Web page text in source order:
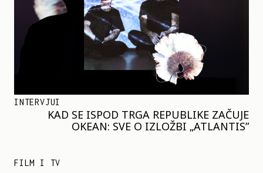
INTERVJUI
KAD SE ISPOD TRGA REPUBLIKE ZAČUJE
OKEAN: SVE O IZLOŽBI „ATLANTIS”
FILM I TV